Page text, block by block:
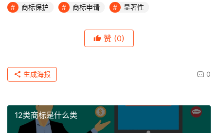
商标保护 商标申请 显著性
赞 (0)
0
生成海报
12类商标是什么类